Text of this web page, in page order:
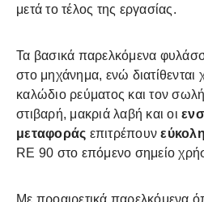
μετά το τέλος της εργασίας.
Τα βασικά παρελκόμενα
στο μηχάνημα, ενώ διατίθενται
καλώδιο ρεύματος και τον
στιβαρή, μακριά λαβή και οι
μεταφοράς επιτρέπουν
RE 90 στο επόμενο σημείο
Με προαιρετικά παρελκόμενα